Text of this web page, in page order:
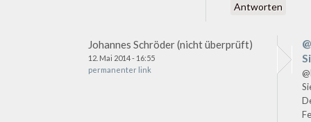
Antworten
Johannes Schröder (nicht überprüft)
12. Mai 2014 - 16:55
permanenter link